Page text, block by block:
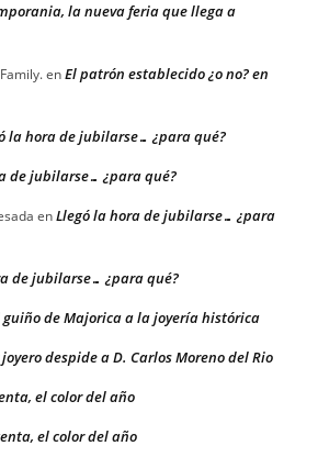
la nueva feria que llega a
enEl patrón establecido ¿o no? en
la hora de jubilarse… ¿para qué?
de jubilarse… ¿para qué?
enLlegó la hora de jubilarse… ¿para
de jubilarse… ¿para qué?
guiño de Majorica a la joyería histórica
despide a D. Carlos Moreno del Rio
el color del año
el color del año